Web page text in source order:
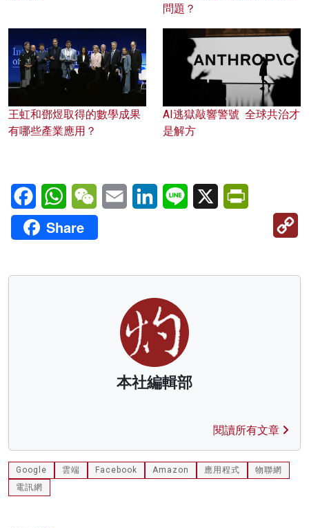
問題？
王虹和鄧煜取得的數學成果
有哪些產業應用？
AI逃獄敲響警號 全球共治才
是解方
FacebookWhatsAppWeChatEmail LinkedInLine X
Share
本社編輯部
閱讀所有文章
Google 雲端 Facebook Amazon 應用程式
物聯網
電訊網